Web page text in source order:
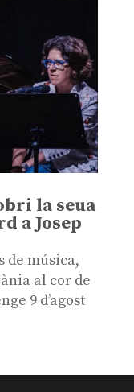
la seua
a Josep
de música,
al cor de
9 d’agost